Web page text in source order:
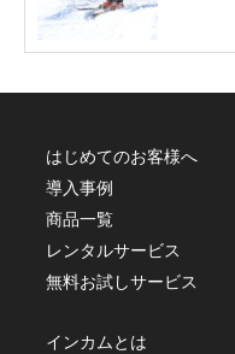
はじめてのお客様へ
導入事例
商品一覧
レンタルサービス
無料お試しサービス
インカムとは